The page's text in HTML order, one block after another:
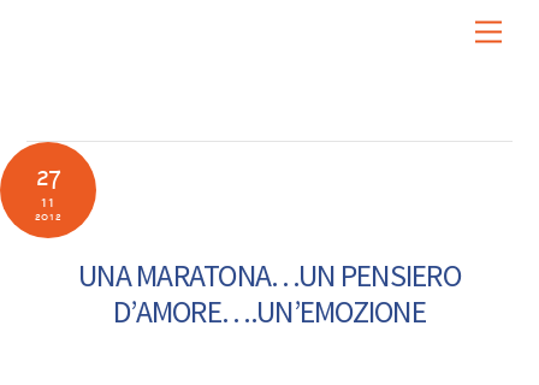
27
11
2012
UNA MARATONA…UN PENSIERO
D’AMORE….UN’EMOZIONE